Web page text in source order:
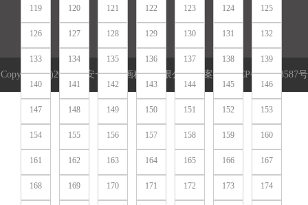
119 120 121 122 123 124 125
126 127 128 129 130 131 132
133 134 135 136 137 138 139
140 141 142 143 144 145 146
147 148 149 150 151 152 153
154 155 156 157 158 159 160
161 162 163 164 165 166 167
168 169 170 171 172 173 174
Copyright (c)2022 西安一笔一画科技有限公司 备案号:陕ICP备16018587号
陕公网安备 61019002002004号 营业执照 网站地图 网站地图